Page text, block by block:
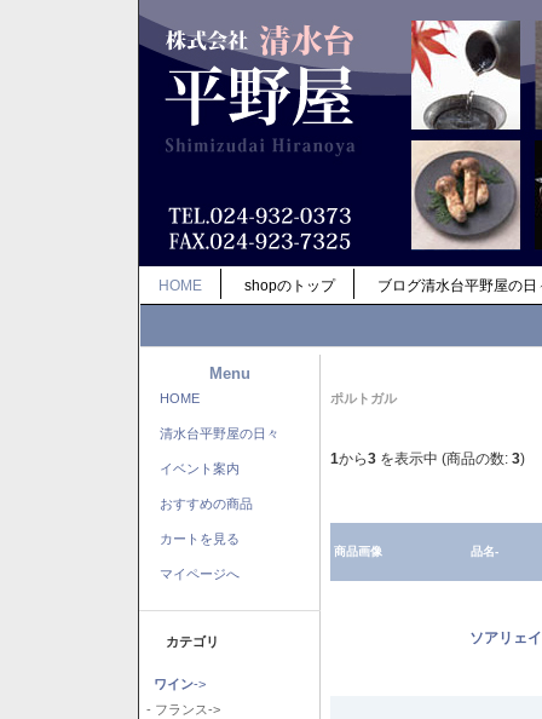
HOME shopのトップ ブログ清水台平野屋の日
Menu
HOME
清水台平野屋の日々
イベント案内
おすすめの商品
カートを見る
マイページへ
カテゴリ
ワイン->
- フランス->
ポルトガル
1から3 を表示中 (商品の数: 3)
商品画像 品名-
ソアリェ